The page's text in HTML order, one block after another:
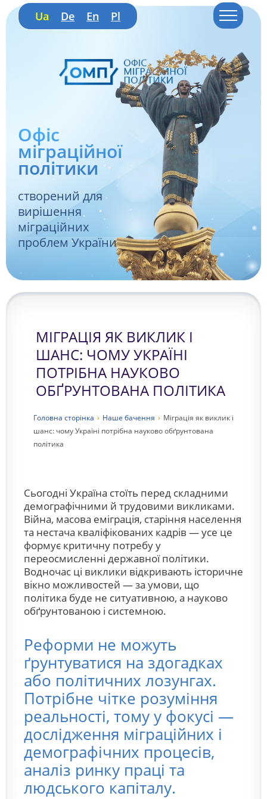
Ua De En Pl
Офіс
міграційної
політики
створений для
вирішення
міграційних
проблем України
МІГРАЦІЯ ЯК ВИКЛИК І
ШАНС: ЧОМУ УКРАЇНІ
ПОТРІБНА НАУКОВО
ОБҐРУНТОВАНА ПОЛІТИКА
Головна сторiнка › Наше бачення › Міграція як виклик і
шанс: чому Україні потрібна науково обґрунтована
політика
Сьогодні Україна стоїть перед складними
демографічними й трудовими викликами.
Війна, масова еміграція, старіння населення
та нестача кваліфікованих кадрів — усе це
формує критичну потребу у
переосмисленні державної політики.
Водночас ці виклики відкривають історичне
вікно можливостей — за умови, що
політика буде не ситуативною, а науково
обґрунтованою і системною.
Реформи не можуть
ґрунтуватися на здогадках
або політичних лозунгах.
Потрібне чітке розуміння
реальності, тому у фокусі —
дослідження міграційних і
демографічних процесів,
аналіз ринку праці та
людського капіталу.